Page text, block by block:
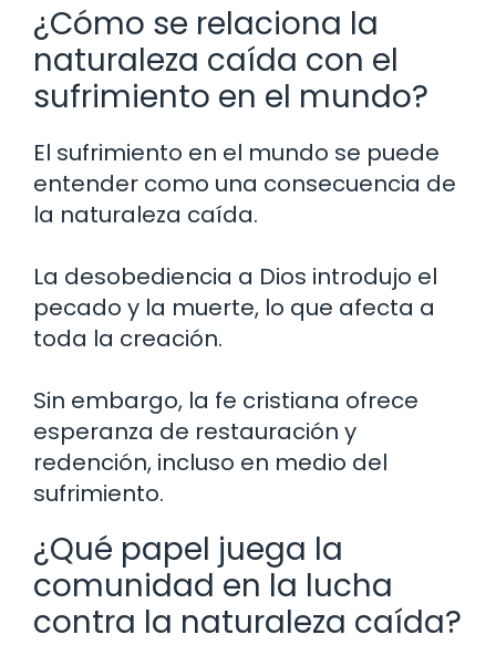
¿Cómo se relaciona la
naturaleza caída con el
sufrimiento en el mundo?
El sufrimiento en el mundo se puede
entender como una consecuencia de
la naturaleza caída.
La desobediencia a Dios introdujo el
pecado y la muerte, lo que afecta a
toda la creación.
Sin embargo, la fe cristiana ofrece
esperanza de restauración y
redención, incluso en medio del
sufrimiento.
¿Qué papel juega la
comunidad en la lucha
contra la naturaleza caída?